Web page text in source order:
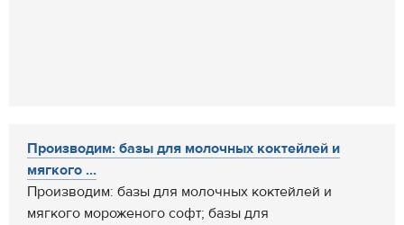
Производим: базы для молочных коктейлей и
мягкого ...
Производим: базы для молочных коктейлей и
мягкого мороженого софт; базы для